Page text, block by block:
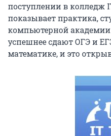
поступлении в колледж
показывает практика,
компьютерной академии
успешнее сдают ОГЭ и
математике, и это